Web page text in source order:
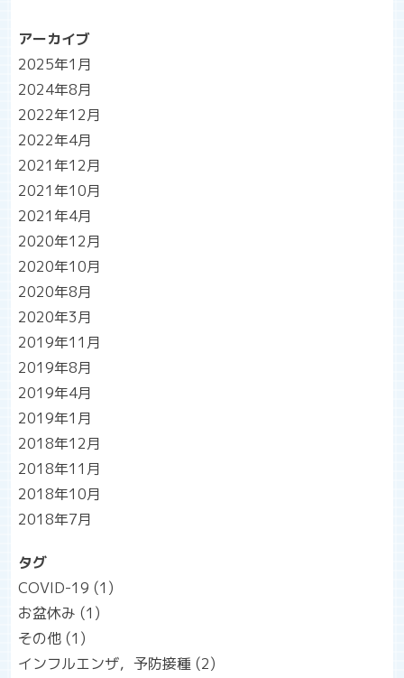
アーカイブ
2025年1月
2024年8月
2022年12月
2022年4月
2021年12月
2021年10月
2021年4月
2020年12月
2020年10月
2020年8月
2020年3月
2019年11月
2019年8月
2019年4月
2019年1月
2018年12月
2018年11月
2018年10月
2018年7月
タグ
COVID-19 (1)
お盆休み (1)
その他 (1)
インフルエンザ，予防接種 (2)